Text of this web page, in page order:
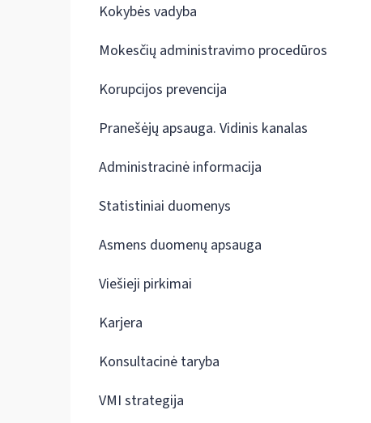
Kokybės vadyba
Mokesčių administravimo procedūros
Korupcijos prevencija
Pranešėjų apsauga. Vidinis kanalas
Administracinė informacija
Statistiniai duomenys
Asmens duomenų apsauga
Viešieji pirkimai
Karjera
Konsultacinė taryba
VMI strategija